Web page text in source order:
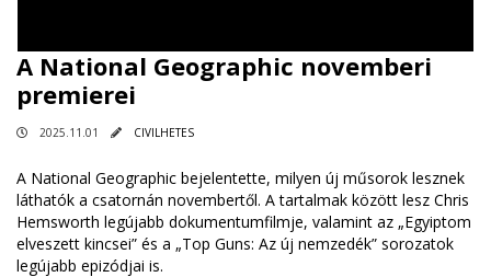
A National Geographic novemberi
premierei
2025.11.01 CIVILHETES
A National Geographic bejelentette, milyen új műsorok lesznek
láthatók a csatornán novembertől. A tartalmak között lesz Chris
Hemsworth legújabb dokumentumfilmje, valamint az „Egyiptom
elveszett kincsei” és a „Top Guns: Az új nemzedék” sorozatok
legújabb epizódjai is.